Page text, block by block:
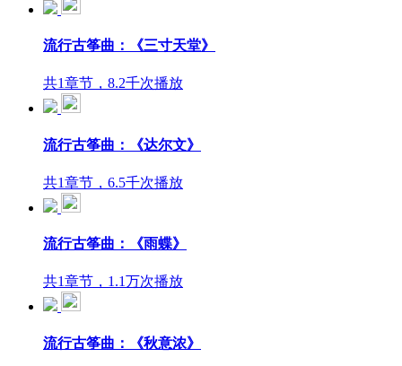
流行古筝曲：《三寸天堂》
共1章节，8.2千次播放
流行古筝曲：《达尔文》
共1章节，6.5千次播放
流行古筝曲：《雨蝶》
共1章节，1.1万次播放
流行古筝曲：《秋意浓》